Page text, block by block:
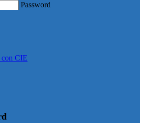
Password
con CIE